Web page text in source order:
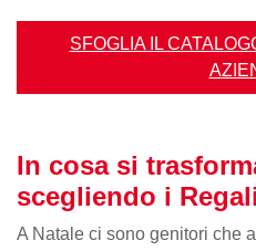
SFOGLIA IL
In cosa si
scegliendo i
A Natale ci sono genitori che